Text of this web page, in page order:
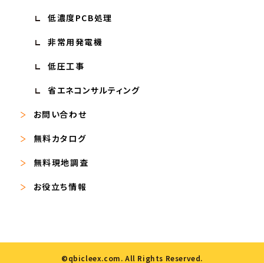
低濃度PCB処理
非常用発電機
低圧工事
省エネコンサルティング
お問い合わせ
無料カタログ
無料現地調査
お役立ち情報
©qbicleex.com. All Rights Reserved.